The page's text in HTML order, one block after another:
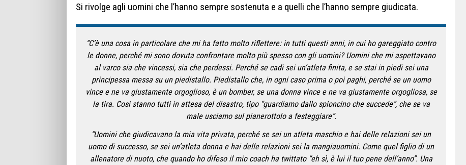
Si rivolge agli uomini che l’hanno sempre sostenuta e a quelli che l’hanno sempre giudicata.
“C’è una cosa in particolare che mi ha fatto molto riflettere: in tutti questi anni, in cui ho gareggiato contro
le donne, perché mi sono dovuta confrontare molto più spesso con gli uomini? Uomini che mi aspettavano
al varco sia che vincessi, sia che perdessi. Perché se cadi sei un’atleta finita, e se stai in piedi sei una
principessa messa su un piedistallo. Piedistallo che, in ogni caso prima o poi paghi, perché se un uomo
vince e ne va giustamente orgoglioso, è un bomber, se una donna vince e ne va giustamente orgogliosa, se
la tira. Così stanno tutti in attesa del disastro, tipo “guardiamo dallo spioncino che succede”, che se va
male usciamo sul pianerottolo a festeggiare”.
“Uomini che giudicavano la mia vita privata, perché se sei un atleta maschio e hai delle relazioni sei un
uomo di successo, se sei un’atleta donna e hai delle relazioni sei la mangiauomini. Come quel figlio di un
allenatore di nuoto, che quando ho difeso il mio coach ha twittato “eh sì, è lui il tuo pene dell’anno”. Una